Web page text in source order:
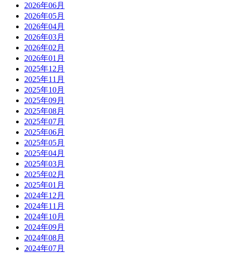
2026年06月
2026年05月
2026年04月
2026年03月
2026年02月
2026年01月
2025年12月
2025年11月
2025年10月
2025年09月
2025年08月
2025年07月
2025年06月
2025年05月
2025年04月
2025年03月
2025年02月
2025年01月
2024年12月
2024年11月
2024年10月
2024年09月
2024年08月
2024年07月